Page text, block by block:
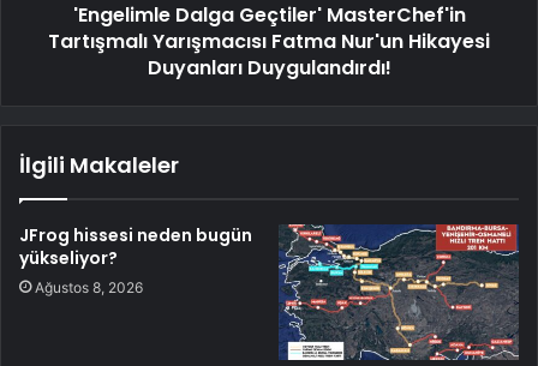
'Engelimle Dalga Geçtiler' MasterChef'in
Tartışmalı Yarışmacısı Fatma Nur'un Hikayesi
Duyanları Duygulandırdı!
İlgili Makaleler
JFrog hissesi neden bugün
yükseliyor?
Ağustos 8, 2026